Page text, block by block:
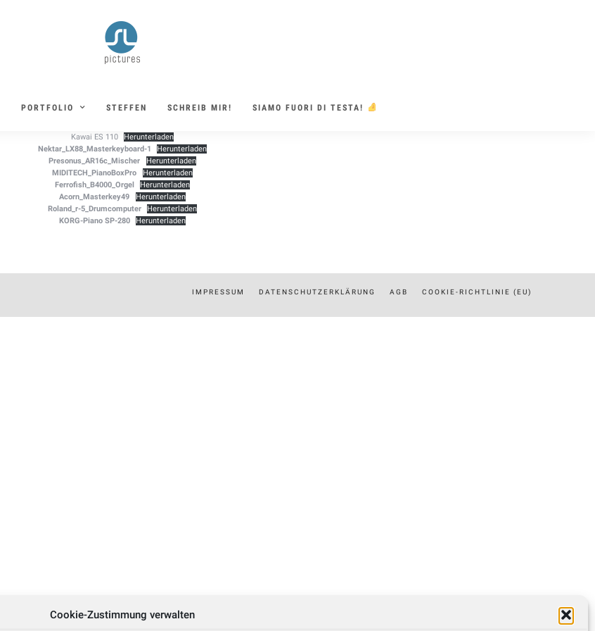
Cookie-Zustimmung verwalten
PORTFOLIO STEFFEN SCHREIB MIR! SIAMO FUORI DI TESTA!
Kawai ES 110
Herunterladen
Nektar_LX88_Masterkeyboard-1
Herunterladen
Presonus_AR16c_Mischer
Herunterladen
MIDITECH_PianoBoxPro
Herunterladen
Ferrofish_B4000_Orgel
Herunterladen
Acorn_Masterkey49
Herunterladen
Roland_r-5_Drumcomputer
Herunterladen
KORG-Piano SP-280
Herunterladen
IMPRESSUM DATENSCHUTZERKLÄRUNG AGB COOKIE-RICHTLINIE (EU)